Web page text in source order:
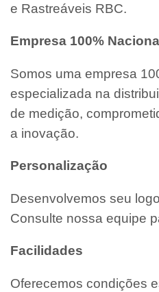
e Rastreáveis RBC.
Empresa 100% Nacional
Somos uma empresa
especializada na
de medição,
a inovação.
Personalização
Desenvolvemos seu
Consulte nossa equipe
Facilidades
Oferecemos condições